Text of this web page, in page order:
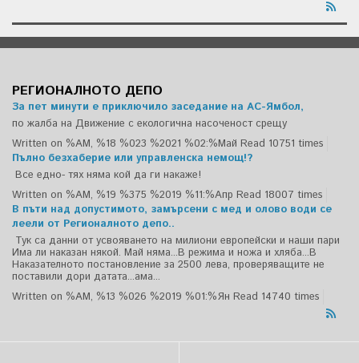
РЕГИОНАЛНОТО ДЕПО
За пет минути е приключило заседание на АС-Ямбол,
по жалба на Движение с екологична насоченост срещу
Written on %AM, %18 %023 %2021 %02:%Май Read 10751 times
Пълно безхаберие или управленска немощ!?
Все едно- тях няма кой да ги накаже!
Written on %AM, %19 %375 %2019 %11:%Апр Read 18007 times
В пъти над допустимото, замърсени с мед и олово води се
леели от Регионалното депо..
Тук са данни от усвояването на милиони европейски и наши пари
Има ли наказан някой. Май няма...В режима и ножа и хляба...В
Наказателното постановление за 2500 лева, проверяващите не
поставили дори датата...ама...
Written on %AM, %13 %026 %2019 %01:%Ян Read 14740 times